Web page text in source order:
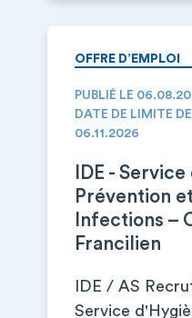
OFFRE D’EMPLOI
PUBLIÉ LE
DATE DE LIMITE
06.11.2026
IDE -
Prévention
Infections –
Francilien
IDE / AS
Service